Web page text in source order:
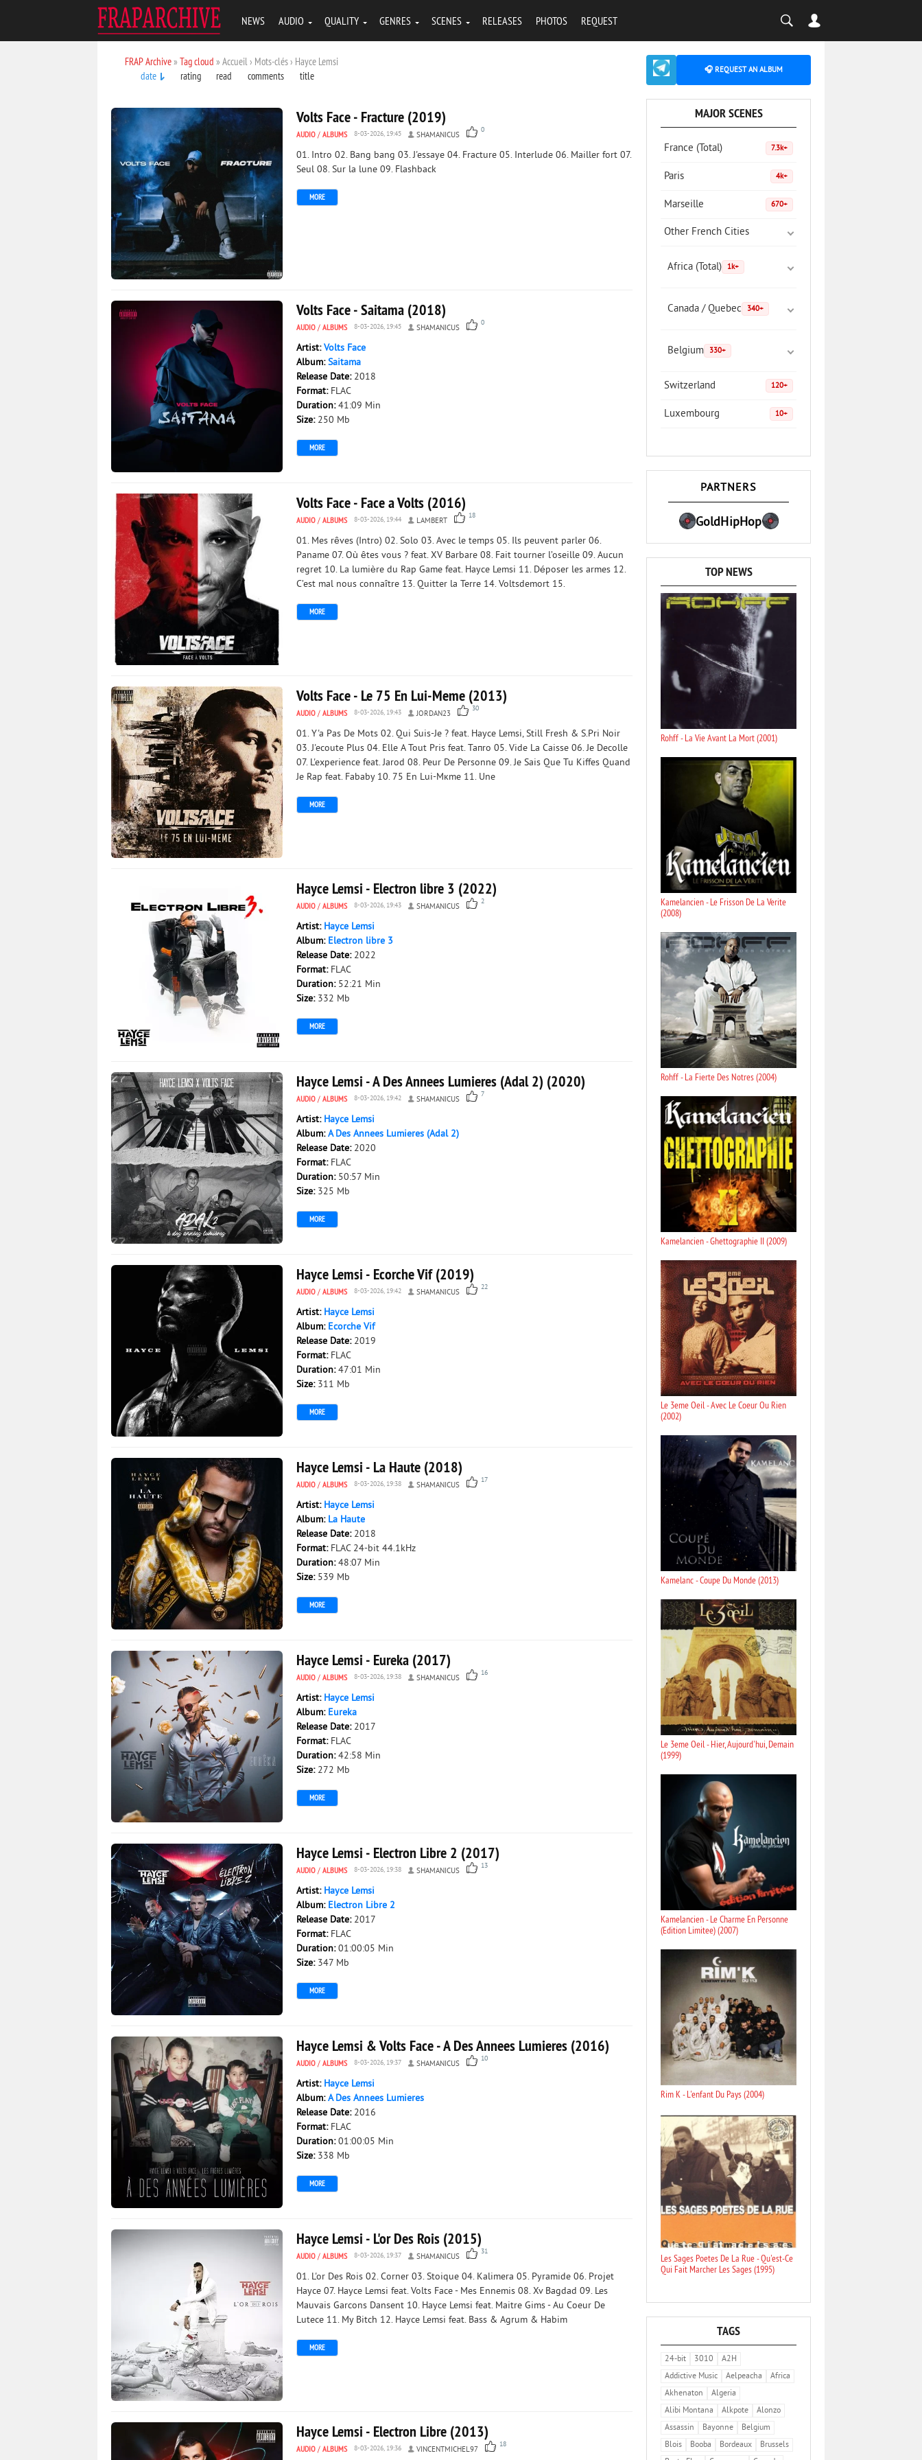
NEWS AUDIO QUALITY GENRES SCENES RELEASES PHOTOS REQUEST
FRAP Archive» Tag cloud » Accueil › Mots-clés › Hayce Lemsi
date
rating read comments title
Volts Face - Fracture (2019)
AUDIO / ALBUMS 8-03-2026, 19:45 SHAMANICUS
0
01. Intro 02. Bang bang 03. J'essaye 04. Fracture 05. Interlude 06. Mailler fort 07.
Seul 08. Sur la lune 09. Flashback
MORE
Volts Face - Saitama (2018)
AUDIO / ALBUMS 8-03-2026, 19:45 SHAMANICUS
0
Artist:Volts Face
Album:Saitama
Release Date: 2018
Format: FLAC
Duration:41:09 Min
Size: 250 Mb
MORE
Volts Face - Face a Volts (2016)
AUDIO / ALBUMS 8-03-2026, 19:44 LAMBERT
18
01. Mes rêves (Intro) 02. Solo 03. Avec le temps 05. Ils peuvent parler 06.
Paname 07. Où êtes vous ? feat. XV Barbare 08. Fait tourner l’oseille 09. Aucun
regret 10. La lumière du Rap Game feat. Hayce Lemsi 11. Déposer les armes 12.
C’est mal nous connaître 13. Quitter la Terre 14. Voltsdemort 15.
MORE
Volts Face - Le 75 En Lui-Meme (2013)
AUDIO / ALBUMS 8-03-2026, 19:43 JORDAN23
30
01. Y'a Pas De Mots 02. Qui Suis-Je ? feat. Hayce Lemsi, Still Fresh & S.Pri Noir
03. J'ecoute Plus 04. Elle A Tout Pris feat. Taпro 05. Vide La Caisse 06. Je Decolle
07. L'experience feat. Jarod 08. Peur De Personne 09. Je Sais Que Tu Kiffes Quand
Je Rap feat. Fababy 10. 75 En Lui-Mкme 11. Une
MORE
Hayce Lemsi - Electron libre 3 (2022)
AUDIO / ALBUMS 8-03-2026, 19:43 SHAMANICUS
2
Artist: Hayce Lemsi
Album: Electron libre 3
Release Date: 2022
Format: FLAC
Duration: 52:21 Min
Size: 332 Mb
MORE
Hayce Lemsi - A Des Annees Lumieres (Adal 2) (2020)
AUDIO / ALBUMS 8-03-2026, 19:42 SHAMANICUS
7
Artist: Hayce Lemsi
Album:A Des Annees Lumieres (Adal 2)
Release Date: 2020
Format: FLAC
Duration: 50:57 Min
Size: 325 Mb
MORE
Hayce Lemsi - Ecorche Vif (2019)
AUDIO / ALBUMS 8-03-2026, 19:42 SHAMANICUS
22
Artist: Hayce Lemsi
Album: Ecorche Vif
Release Date: 2019
Format: FLAC
Duration:47:01 Min
Size: 311 Mb
MORE
Hayce Lemsi - La Haute (2018)
AUDIO / ALBUMS 8-03-2026, 19:38 SHAMANICUS
17
Artist: Hayce Lemsi
Album: La Haute
Release Date: 2018
Format: FLAC 24-bit 44.1kHz
Duration:48:07 Min
Size: 539 Mb
MORE
Hayce Lemsi - Eureka (2017)
AUDIO / ALBUMS 8-03-2026, 19:38 SHAMANICUS
16
Artist: Hayce Lemsi
Album: Eureka
Release Date: 2017
Format: FLAC
Duration:42:58 Min
Size: 272 Mb
MORE
Hayce Lemsi - Electron Libre 2 (2017)
AUDIO / ALBUMS 8-03-2026, 19:38 SHAMANICUS
13
Artist: Hayce Lemsi
Album: Electron Libre 2
Release Date: 2017
Format: FLAC
Duration:01:00:05 Min
Size: 347 Mb
MORE
Hayce Lemsi & Volts Face - A Des Annees Lumieres (2016)
AUDIO / ALBUMS 8-03-2026, 19:37 SHAMANICUS
10
Artist: Hayce Lemsi
Album:A Des Annees Lumieres
Release Date: 2016
Format: FLAC
Duration:01:00:05 Min
Size: 338 Mb
MORE
Hayce Lemsi - L'or Des Rois (2015)
AUDIO / ALBUMS 8-03-2026, 19:37 SHAMANICUS
31
01. L'or Des Rois 02. Corner 03. Stoique 04. Kalimera 05. Pyramide 06. Projet
Hayce 07. Hayce Lemsi feat. Volts Face - Mes Ennemis 08. Xv Bagdad 09. Les
Mauvais Garcons Dansent 10. Hayce Lemsi feat. Maitre Gims - Au Coeur De
Lutece 11. My Bitch 12. Hayce Lemsi feat. Bass & Agrum & Habim
MORE
Hayce Lemsi - Electron Libre (2013)
AUDIO / ALBUMS 8-03-2026, 19:36 VINCENTMICHEL97
18
🎧 REQUEST AN ALBUM
MAJOR SCENES
France (Total) 7.3k+
Paris 4k+
Marseille 670+
Other French Cities
Africa (Total) 1k+
Canada / Quebec 340+
Belgium 330+
Switzerland 120+
Luxembourg 10+
PARTNERS
GoldHipHop
TOP NEWS
Rohff - La Vie Avant La Mort (2001)
Kamelancien - Le Frisson De La Verite
(2008)
Rohff - La Fierte Des Notres (2004)
Kamelancien - Ghettographie II (2009)
Le 3eme Oeil - Avec Le Coeur Ou Rien
(2002)
Kamelanc - Coupe Du Monde (2013)
Le 3eme Oeil - Hier, Aujourd'hui, Demain
(1999)
Kamelancien - Le Charme En Personne
(Edition Limitee) (2007)
Rim K - L'enfant Du Pays (2004)
Les Sages Poetes De La Rue - Qu'est-Ce
Qui Fait Marcher Les Sages (1995)
TAGS
24-bit 3010
A2H
Addictive Music
Aelpeacha
Africa
Akhenaton
Algeria
Alibi Montana
Alkpote
Alonzo
Assassin
Bayonne
Belgium
Blois
Booba Bordeaux
Brussels